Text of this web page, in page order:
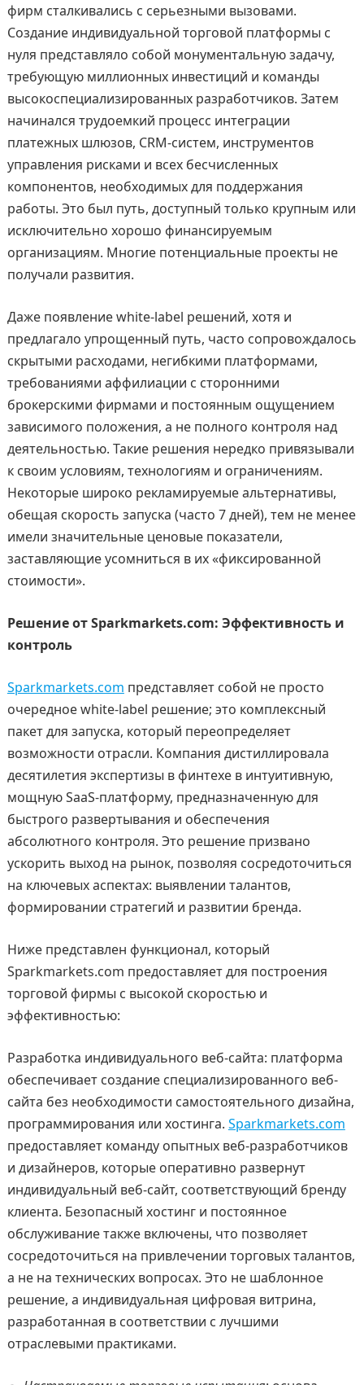
фирм сталкивались с серьезными вызовами.
Создание индивидуальной торговой платформы с
нуля представляло собой монументальную задачу,
требующую миллионных инвестиций и команды
высокоспециализированных разработчиков. Затем
начинался трудоемкий процесс интеграции
платежных шлюзов, CRM-систем, инструментов
управления рисками и всех бесчисленных
компонентов, необходимых для поддержания
работы. Это был путь, доступный только крупным или
исключительно хорошо финансируемым
организациям. Многие потенциальные проекты не
получали развития.
Даже появление white-label решений, хотя и
предлагало упрощенный путь, часто сопровождалось
скрытыми расходами, негибкими платформами,
требованиями аффилиации с сторонними
брокерскими фирмами и постоянным ощущением
зависимого положения, а не полного контроля над
деятельностью. Такие решения нередко привязывали
к своим условиям, технологиям и ограничениям.
Некоторые широко рекламируемые альтернативы,
обещая скорость запуска (часто 7 дней), тем не менее
имели значительные ценовые показатели,
заставляющие усомниться в их «фиксированной
стоимости».
Решение от Sparkmarkets.com: Эффективность и
контроль
Sparkmarkets.com представляет собой не просто
очередное white-label решение; это комплексный
пакет для запуска, который переопределяет
возможности отрасли. Компания дистиллировала
десятилетия экспертизы в финтехе в интуитивную,
мощную SaaS-платформу, предназначенную для
быстрого развертывания и обеспечения
абсолютного контроля. Это решение призвано
ускорить выход на рынок, позволяя сосредоточиться
на ключевых аспектах: выявлении талантов,
формировании стратегий и развитии бренда.
Ниже представлен функционал, который
Sparkmarkets.com предоставляет для построения
торговой фирмы с высокой скоростью и
эффективностью:
Разработка индивидуального веб-сайта: платформа
обеспечивает создание специализированного веб-
сайта без необходимости самостоятельного дизайна,
программирования или хостинга. Sparkmarkets.com
предоставляет команду опытных веб-разработчиков
и дизайнеров, которые оперативно развернут
индивидуальный веб-сайт, соответствующий бренду
клиента. Безопасный хостинг и постоянное
обслуживание также включены, что позволяет
сосредоточиться на привлечении торговых талантов,
а не на технических вопросах. Это не шаблонное
решение, а индивидуальная цифровая витрина,
разработанная в соответствии с лучшими
отраслевыми практиками.